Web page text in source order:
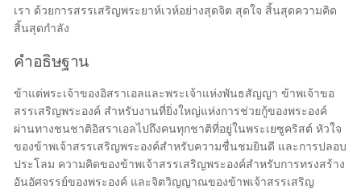
เรา ด้วยการสรรเสริญพระยาห์เวห์อย่างสุดจิต สุดใจ สิ้นสุดความคิด
สิ้นสุดกำลัง
คำอธิษฐาน
ข้าแต่พระเจ้าของอิสราเอลและพระเจ้าแห่งพันธสัญญา ข้าพเจ้าขอ
สรรเสริญพระองค์ สำหรับงานที่ยิ่งใหญ่แห่งการช่วยกู้ของพระองค์
ผ่านทางชนชาติอิสราเอลไปถึงคนทุกชาติที่อยู่ในพระเยซูคริสต์ หัวใจ
ของข้าพเจ้าสรรเสริญพระองค์สำหรับความชื่นชมยินดี และการปลอบ
ประโลม ความคิดของข้าพเจ้าสรรเสริญพระองค์สำหรับการทรงสร้าง
อันอัศจรรย์ของพระองค์ และจิตวิญญาณของข้าพเจ้าสรรเสริญ